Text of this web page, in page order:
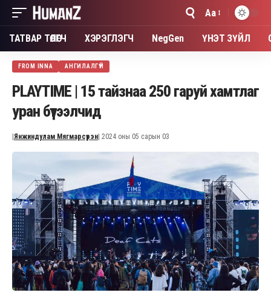
Font
Resizer
Aa
ТАТВАР ТӨЛӨГЧ ХЭРЭГЛЭГЧ NegGen ҮНЭТ ЗҮЙЛ
FROM INNA АНГИЛАЛГҮЙ
PLAYTIME | 15 тайзнаа 250 гаруй хамтлаг
уран бүтээлчид
Янжиндулам Мягмарсүрэн | 2024 оны 05 сарын 03